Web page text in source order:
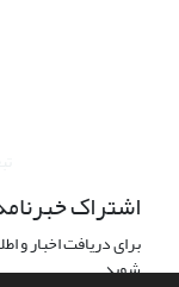
اشتراک
برای دریافت اخبار و
شوید.